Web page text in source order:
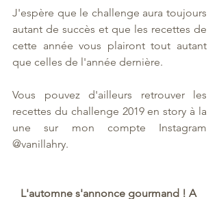
J'espère que le challenge aura toujours
autant de succès et que les recettes de
cette année vous plairont tout autant
que celles de l'année dernière.
Vous pouvez d'ailleurs retrouver les
recettes du challenge 2019 en story à la
une sur mon compte Instagram
@vanillahry.
L'automne s'annonce gourmand ! A